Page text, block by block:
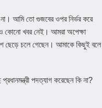
না। আমি তো গুজবের ওপর নির্ভর করে
কোনো খবর নেই। আমরা অপেক্ষা
ছেড়ে চলে গেছেন। আমাকে কিছুই বলে
প্রধানমন্ত্রী পদত্যাগ করেছেন কি না?